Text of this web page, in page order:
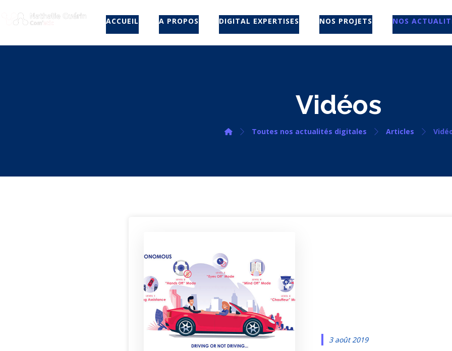
ACCUEIL A PROPOS DIGITAL EXPERTISES NOS PROJETS NOS
Vidéos
Toutes nos actualités digitales Articles
3 août 2019